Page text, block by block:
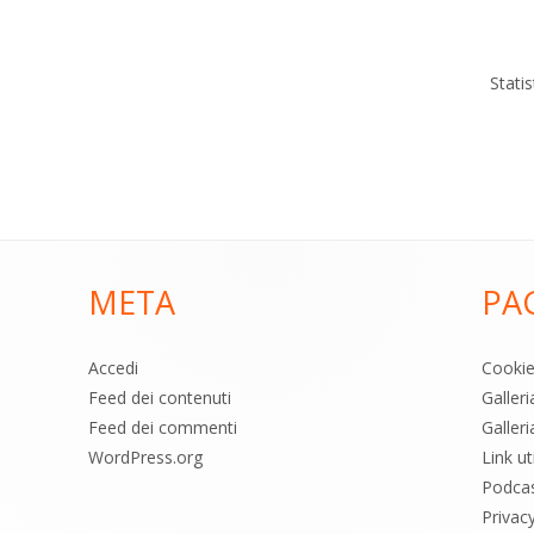
META
Accedi
Feed dei contenuti
Feed dei commenti
WordPress.org
Link